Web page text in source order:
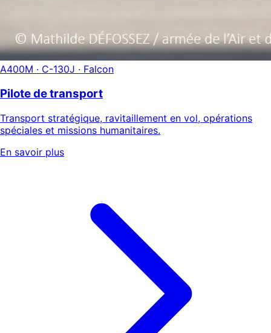
A400M · C-130J · Falcon
Pilote de transport
Transport stratégique, ravitaillement en vol, opérations
spéciales et missions humanitaires.
En savoir plus